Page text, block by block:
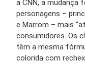
a CNN, a mudança
personagens –
e Marrom – mais
consumidores. Os
têm a mesma
colorida com